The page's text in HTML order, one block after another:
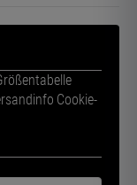
Cookie-